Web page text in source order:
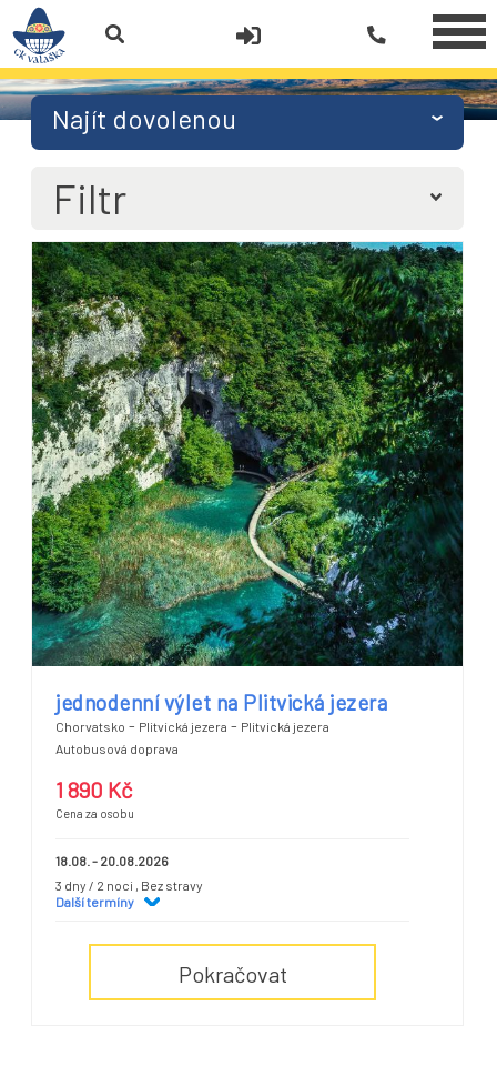
Najít dovolenou
Filtr
jednodenní výlet na Plitvická jezera
Chorvatsko - Plitvická jezera - Plitvická jezera
Autobusová doprava
1 890 Kč
Cena za osobu
18.08. - 20.08.2026
3 dny / 2 noci , Bez stravy
Další termíny
Pokračovat